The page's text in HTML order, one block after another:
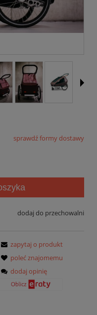
płatności
sprawdź formy dostawy
dodaj do przechowalni
zapytaj o produkt
poleć znajomemu
dodaj opinię